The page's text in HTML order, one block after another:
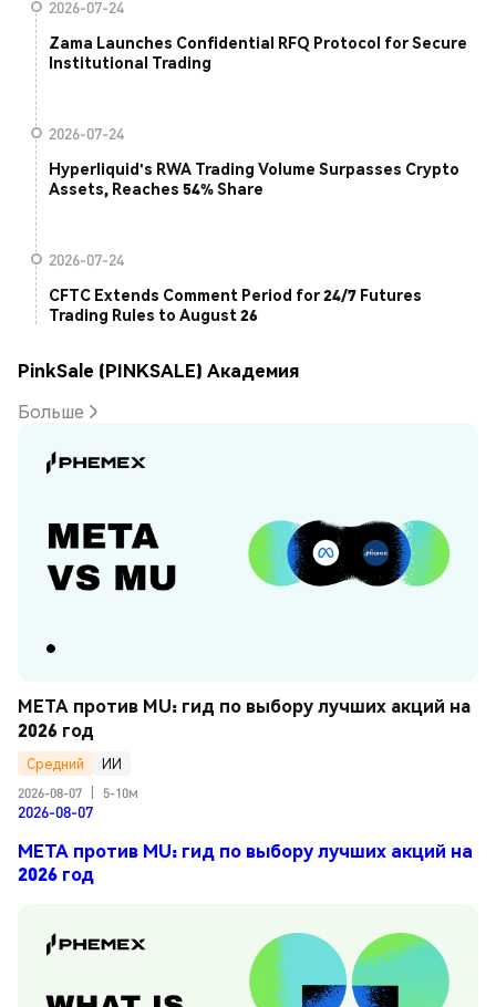
2026-07-24
Zama Launches Confidential RFQ Protocol for Secure
Institutional Trading
2026-07-24
Hyperliquid's RWA Trading Volume Surpasses Crypto
Assets, Reaches 54% Share
2026-07-24
CFTC Extends Comment Period for 24/7 Futures
Trading Rules to August 26
PinkSale (PINKSALE) Академия
Больше
META против MU: гид по выбору лучших акций на
2026 год
Средний
ИИ
2026-08-07
5-10м
2026-08-07
META против MU: гид по выбору лучших акций на
2026 год